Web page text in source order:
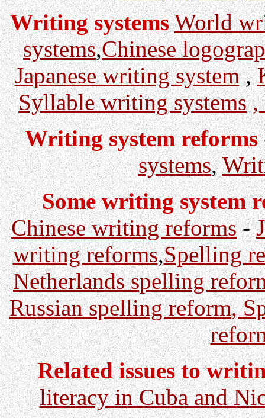
Writing systems World
systems,Chinese
Japanese writing system,
Syllable writing systems ,
Writing system reforms
systems,
Some writing system
Chinese writing reforms-
writing reforms,Spelling
Netherlands spelling
Russian spelling reform,
Related issues to
literacy in Cuba and